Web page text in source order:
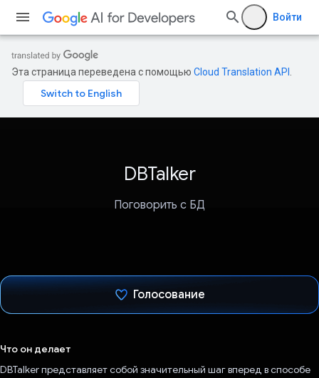
Войти
Эта страница переведена с помощью Cloud Translation API
DBTalker
Поговорить с БД
Голосование
Что он делает
DBTalker представляет собой значительный шаг вперед в способе